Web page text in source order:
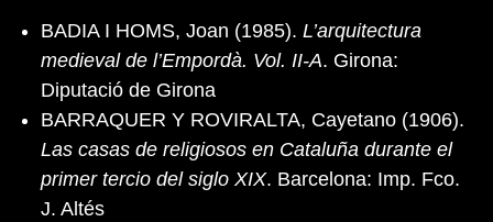
BADIA I HOMS, Joan (1985). L’arquitectura
medieval de l’Empordà. Vol. II-A. Girona:
Diputació de Girona
BARRAQUER Y ROVIRALTA, Cayetano (1906).
Las casas de religiosos en Cataluña durante el
primer tercio del siglo XIX. Barcelona: Imp. Fco.
J. Altés